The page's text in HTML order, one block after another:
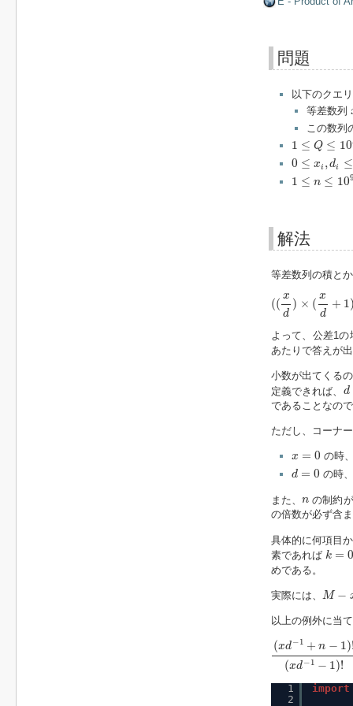
問題
以下のクエ
等差数列
この数列
1 ≤ Q ≤ 10
1 Q ≤10 5
0 ≤ xi ,di ≤
0 x 10
1 ≤ n ≤ 109
1 n 9
解法
等差数列の積と
((
x
d
) × (
x
d
+ 1
xd +
よって、公差1
あたりで答えが
小数が出てくる
定義できれば、 dd
であることなの
ただし、コーナ
x = 0 の時
d = 0
d= の時
また、 n
nの制約
の倍数が必ず含
具体的に何項目
素であれば k =
k=0
めである。
実際には、 M −
M−
以上の例外に当
(xd−1 + n − 1)
(xd−1 − 1)!
x − 1+ x d
1
2
import